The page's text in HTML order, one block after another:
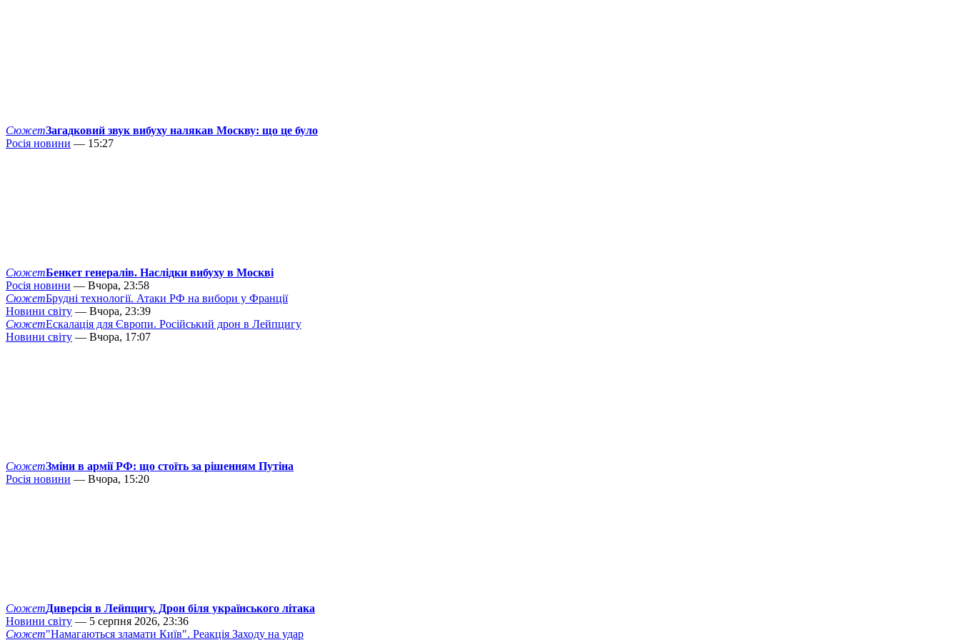
СюжетЗагадковий звук вибуху налякав Москву: що це було
Росія новини — 15:27
СюжетБенкет генералів. Наслідки вибуху в Москві
Росія новини — Вчора, 23:58
СюжетБрудні технології. Атаки РФ на вибори у Франції
Новини світу — Вчора, 23:39
СюжетЕскалація для Європи. Російський дрон в Лейпцигу
Новини світу — Вчора, 17:07
СюжетЗміни в армії РФ: що стоїть за рішенням Путіна
Росія новини — Вчора, 15:20
СюжетДиверсія в Лейпцигу. Дрон біля українського літака
Новини світу — 5 серпня 2026, 23:36
Сюжет"Намагаються зламати Київ". Реакція Заходу на удар